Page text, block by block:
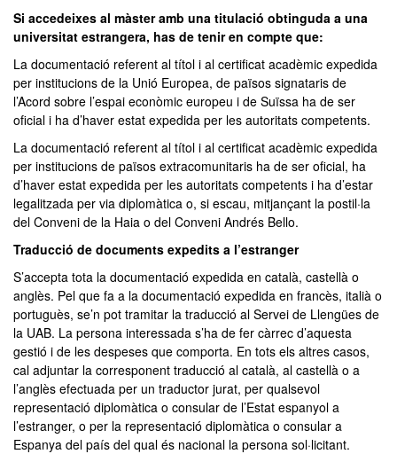
Si accedeixes al màster amb una titulació obtinguda a una
universitat estrangera, has de tenir en compte que:
La documentació referent al títol i al certificat acadèmic expedida
per institucions de la Unió Europea, de països signataris de
l’Acord sobre l’espai econòmic europeu i de Suïssa ha de ser
oficial i ha d’haver estat expedida per les autoritats competents.
La documentació referent al títol i al certificat acadèmic expedida
per institucions de països extracomunitaris ha de ser oficial, ha
d’haver estat expedida per les autoritats competents i ha d’estar
legalitzada per via diplomàtica o, si escau, mitjançant la postil·la
del Conveni de la Haia o del Conveni Andrés Bello.
Traducció de documents expedits a l’estranger
S’accepta tota la documentació expedida en català, castellà o
anglès. Pel que fa a la documentació expedida en francès, italià o
portuguès, se’n pot tramitar la traducció al Servei de Llengües de
la UAB. La persona interessada s’ha de fer càrrec d’aquesta
gestió i de les despeses que comporta. En tots els altres casos,
cal adjuntar la corresponent traducció al català, al castellà o a
l’anglès efectuada per un traductor jurat, per qualsevol
representació diplomàtica o consular de l’Estat espanyol a
l’estranger, o per la representació diplomàtica o consular a
Espanya del país del qual és nacional la persona sol·licitant.